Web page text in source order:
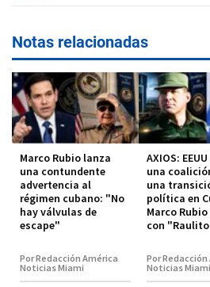
Notas relacionadas
Marco Rubio lanza
una contundente
advertencia al
régimen cubano: "No
hay válvulas de
escape"
Por Redacción América
Noticias Miami
AXIOS:
una
una
política en
Marco
con
Por Redacción
Noticias Miami